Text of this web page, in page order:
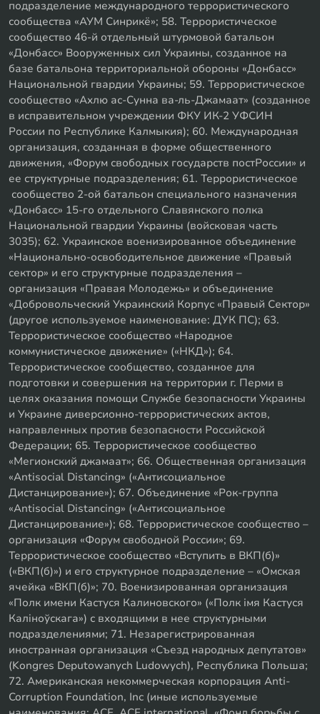
подразделение международного террористического
сообщества «АУМ Синрикё»; 58. Террористическое
сообщество 46-й отдельный штурмовой батальон
«Донбасс» Вооруженных сил Украины, созданное на
базе батальона территориальной обороны «Донбасс»
Национальной гвардии Украины; 59. Террористическое
сообщество «Ахлю ас-Сунна ва-ль-Джамаат» (созданное
в исправительном учреждении ФКУ ИК-2 УФСИН
России по Республике Калмыкия); 60. Международная
организация, созданная в форме общественного
движения, «Форум свободных государств постРоссии» и
ее структурные подразделения; 61. Террористическое
сообщество 2-ой батальон специального назначения
«Донбасс» 15-го отдельного Славянского полка
Национальной гвардии Украины (войсковая часть
3035); 62. Украинское военизированное объединение
«Национально-освободительное движение «Правый
сектор» и его структурные подразделения –
организация «Правая Молодежь» и объединение
«Добровольческий Украинский Корпус «Правый Сектор»
(другое используемое наименование: ДУК ПС); 63.
Террористическое сообщество «Народное
коммунистическое движение» («НКД»); 64.
Террористическое сообщество, созданное для
подготовки и совершения на территории г. Перми в
целях оказания помощи Службе безопасности Украины
и Украине диверсионно-террористических актов,
направленных против безопасности Российской
Федерации; 65. Террористическое сообщество
«Мегионский джамаат»; 66. Общественная организация
«Antisocial Distancing» («Антисоциальное
Дистанцирование»); 67. Объединение «Рок-группа
«Antisocial Distancing» («Антисоциальное
Дистанцирование»); 68. Террористическое сообщество –
организация «Форум свободной России»; 69.
Террористическое сообщество «Вступить в ВКП(б)»
(«ВКП(б)») и его структурное подразделение – «Омская
ячейка «ВКП(б)»; 70. Военизированная организация
«Полк имени Кастуся Калиновского» («Полк iмя Кастуся
Калiноўскага») с входящими в нее структурными
подразделениями; 71. Незарегистрированная
иностранная организация «Съезд народных депутатов»
(Kongres Deputowanych Ludowych), Республика Польша;
72. Американская некоммерческая корпорация Anti-
Corruption Foundation, Inc (иные используемые